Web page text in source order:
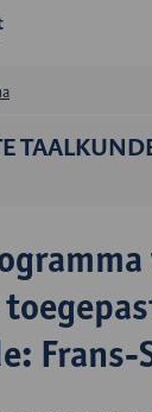
Frans-